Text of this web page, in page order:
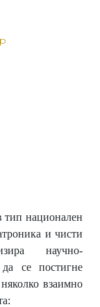
тип национален
и чисти
научно‐
да се
постигне
няколко взаимно